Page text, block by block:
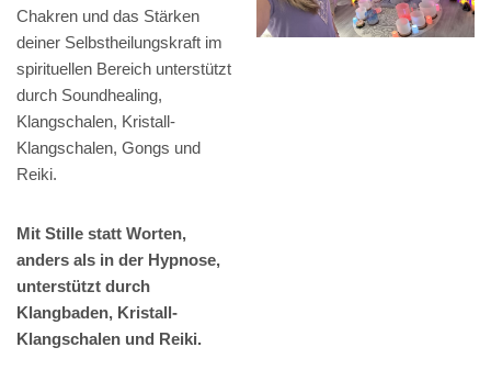
Chakren und das Stärken
deiner Selbstheilungskraft im
spirituellen Bereich unterstützt
durch Soundhealing,
Klangschalen, Kristall-
Klangschalen, Gongs und
Reiki.
Mit Stille statt Worten,
anders als in der Hypnose,
unterstützt durch
Klangbaden, Kristall-
Klangschalen und Reiki.